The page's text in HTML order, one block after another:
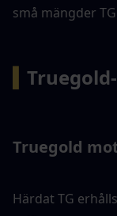
små mängder
Truegold
Härdat TG